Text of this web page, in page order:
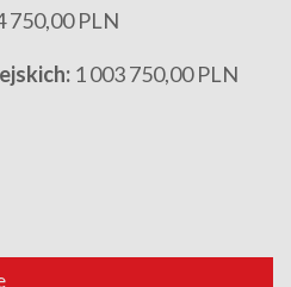
750,00 PLN
1 003 750,00 PLN